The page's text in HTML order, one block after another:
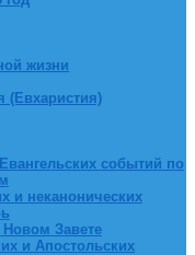
жизни
(Евхаристия)
событий по
и неканонических
Завете
и Апостольских